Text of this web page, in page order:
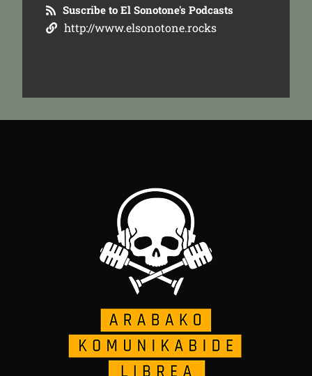
Suscribe to El Sonotone's Podcasts
http://www.elsonotone.rocks